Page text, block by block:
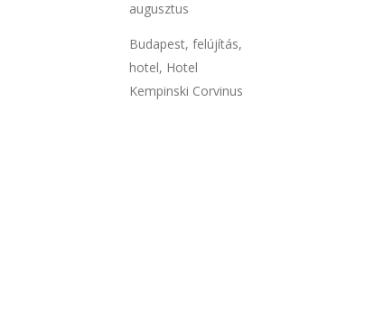
augusztus
Budapest, felújítás,
hotel, Hotel
Kempinski Corvinus